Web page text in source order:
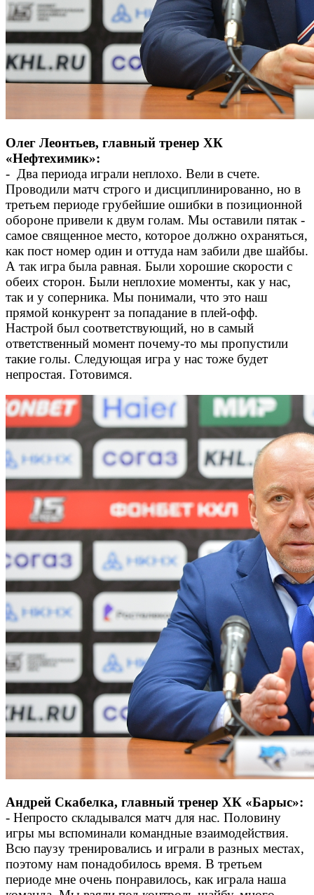
Олег Леонтьев, главный тренер ХК
«Нефтехимик»:
- Два периода играли неплохо. Вели в счете.
Проводили матч строго и дисциплинированно, но в
третьем периоде грубейшие ошибки в позиционной
обороне привели к двум голам. Мы оставили пятак -
самое священное место, которое должно охраняться,
как пост номер один и оттуда нам забили две шайбы.
А так игра была равная. Были хорошие скорости с
обеих сторон. Были неплохие моменты, как у нас,
так и у соперника. Мы понимали, что это наш
прямой конкурент за попадание в плей-офф.
Настрой был соответствующий, но в самый
ответственный момент почему-то мы пропустили
такие голы. Следующая игра у нас тоже будет
непростая. Готовимся.
Андрей Скабелка, главный тренер ХК «Барыс»:
- Непросто складывался матч для нас. Половину
игры мы вспоминали командные взаимодействия.
Всю паузу тренировались и играли в разных местах,
поэтому нам понадобилось время. В третьем
периоде мне очень понравилось, как играла наша